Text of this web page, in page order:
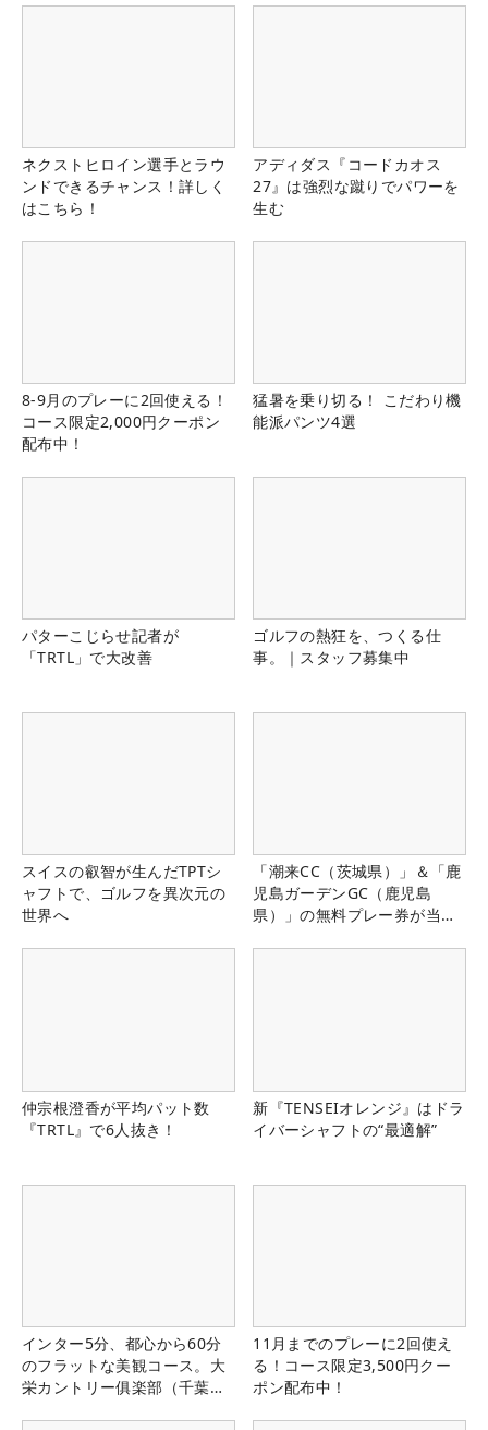
ネクストヒロイン選手とラウ
ンドできるチャンス！詳しく
はこちら！
アディダス『コードカオス
27』は強烈な蹴りでパワーを
生む
8-9月のプレーに2回使える！
コース限定2,000円クーポン
配布中！
猛暑を乗り切る！ こだわり機
能派パンツ4選
パターこじらせ記者が
「TRTL」で大改善
ゴルフの熱狂を、つくる仕
事。｜スタッフ募集中
スイスの叡智が生んだTPTシ
ャフトで、ゴルフを異次元の
世界へ
「潮来CC（茨城県）」＆「鹿
児島ガーデンGC（鹿児島
県）」の無料プレー券が当た
仲宗根澄香が平均パット数
『TRTL』で6人抜き！
新『TENSEIオレンジ』はドラ
イバーシャフトの“最適解”
インター5分、都心から60分
のフラットな美観コース。大
栄カントリー俱楽部（千葉
11月までのプレーに2回使え
る！コース限定3,500円クー
ポン配布中！